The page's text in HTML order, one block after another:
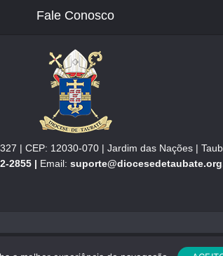
Fale Conosco
| CEP: 12030-070 | Jardim das Nações |
2855 | Email: